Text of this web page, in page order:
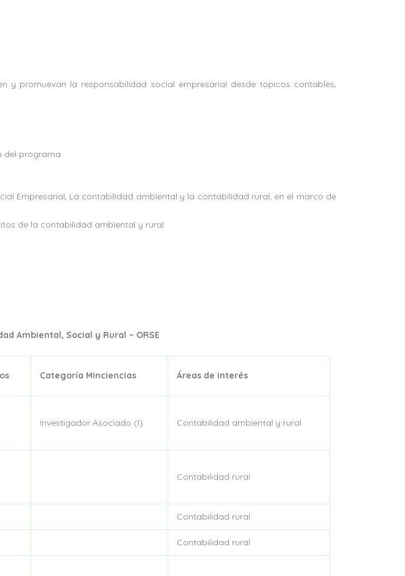
promuevan la responsabilidad social empresarial desde tópicos contables,
del programa.
Empresarial, La contabilidad ambiental y la contabilidad rural, en el marco de
de la contabilidad ambiental y rural
Ambiental, Social y Rural – ORSE
Categoría Minciencias Áreas de interés
Investigador Asociado (I) Contabilidad ambiental y rural
Contabilidad rural
Contabilidad rural
Contabilidad rural